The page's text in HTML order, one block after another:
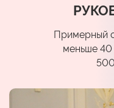
Примерный
меньше 40